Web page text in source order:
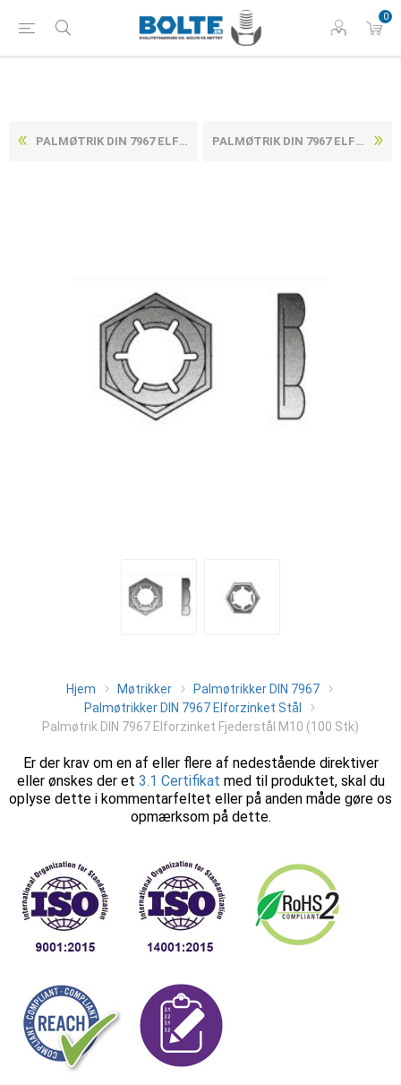
0
PALMØTRIK DIN 7967 ELFORZINKET FJEDERSTÅL M8 (1000 STK) PALMØTRIK DIN 7967 ELFORZINKET FJEDERSTÅL M10 (1000 STK)
Hjem Møtrikker
Palmøtrikker DIN 7967
Palmøtrikker DIN 7967 Elforzinket Stål
Palmøtrik DIN 7967 Elforzinket Fjederstål M10 (100 Stk)
Er der krav om en af eller flere af nedestående direktiver
eller ønskes der et 3.1 Certifikat med til produktet, skal du
oplyse dette i kommentarfeltet eller på anden måde gøre os
opmærksom på dette.